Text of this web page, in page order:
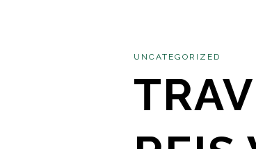
UNCATEGORIZED